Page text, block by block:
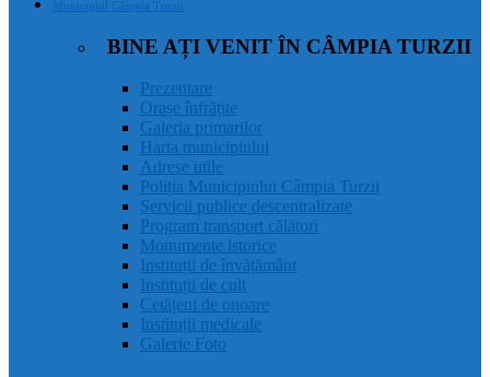
Municipiul Câmpia Turzii
BINE AȚI VENIT ÎN CÂMPIA TURZII
Prezentare
Orașe înfrățite
Galeria primarilor
Harta municipiului
Adrese utile
Poliția Municipiului Câmpia Turzii
Servicii publice descentralizate
Program transport călători
Monumente istorice
Instituții de învățământ
Instituții de cult
Cetățeni de onoare
Instituții medicale
Galerie Foto